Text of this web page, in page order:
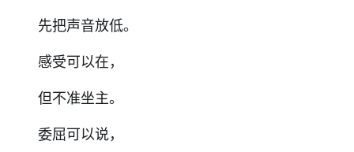
先把声音放低。
感受可以在，
但不准坐主。
委屈可以说，